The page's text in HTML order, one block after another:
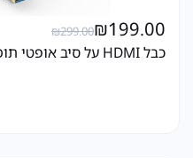
₪299.00₪199.00
כבל HDMI על סיב אופטי תומך 8K HDR באורך 5 מטר